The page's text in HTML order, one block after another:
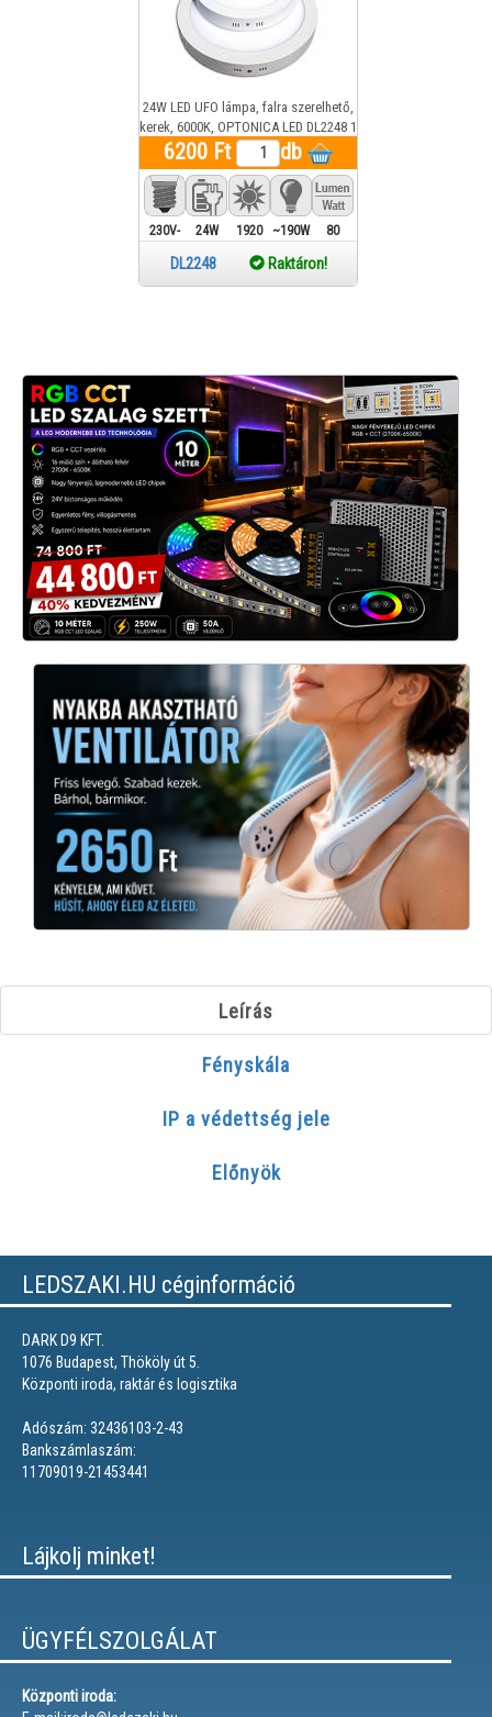
24W LED UFO lámpa, falra szerelhető,
kerek, 6000K, OPTONICA LED DL2248 1
év gar.
6200 Ft db
230V-
köthető
24W
1920
~190W 80
DL2248 Raktáron!
Leírás
Fényskála
IP a védettség jele
Előnyök
LEDSZAKI.HU céginformáció
DARK D9 KFT.
1076 Budapest, Thököly út 5.
Központi iroda, raktár és logisztika
Adószám: 32436103-2-43
Bankszámlaszám:
11709019-21453441
Lájkolj minket!
ÜGYFÉLSZOLGÁLAT
Központi iroda: